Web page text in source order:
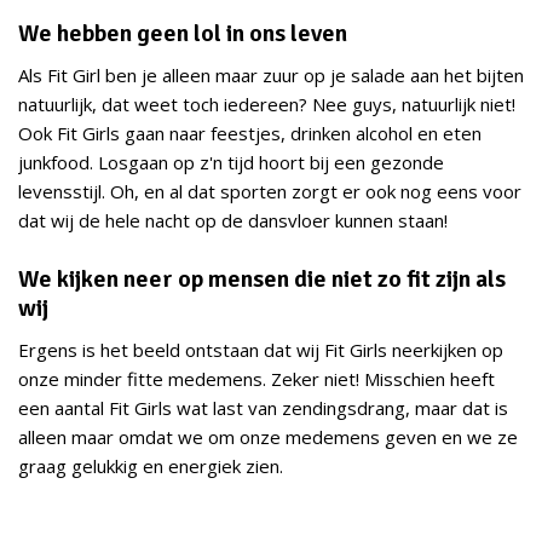
We hebben geen lol in ons leven
Als Fit Girl ben je alleen maar zuur op je salade aan het bijten
natuurlijk, dat weet toch iedereen? Nee guys, natuurlijk niet!
Ook Fit Girls gaan naar feestjes, drinken alcohol en eten
junkfood. Losgaan op z'n tijd hoort bij een gezonde
levensstijl. Oh, en al dat sporten zorgt er ook nog eens voor
dat wij de hele nacht op de dansvloer kunnen staan!
We kijken neer op mensen die niet zo fit zijn als
wij
Ergens is het beeld ontstaan dat wij Fit Girls neerkijken op
onze minder fitte medemens. Zeker niet! Misschien heeft
een aantal Fit Girls wat last van zendingsdrang, maar dat is
alleen maar omdat we om onze medemens geven en we ze
graag gelukkig en energiek zien.